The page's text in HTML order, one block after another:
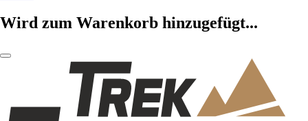
Wird zum Warenkorb hinzugefügt...